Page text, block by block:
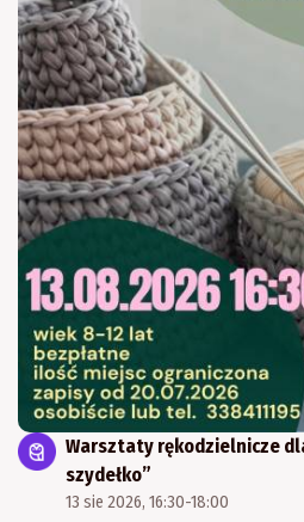
Warsztaty rękodzielnicze
szydełko”
13 sie 2026, 16:30-18:00